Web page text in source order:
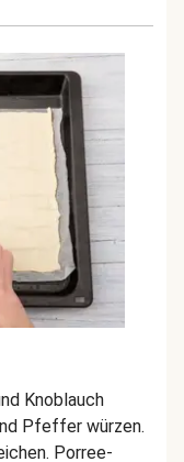
Knoblauch
Pfeffer würzen.
Porree-